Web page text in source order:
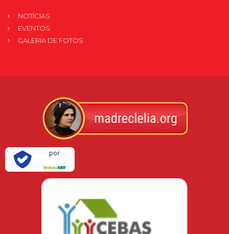
NOTÍCIAS
EVENTOS
GALERIA DE FOTOS
por